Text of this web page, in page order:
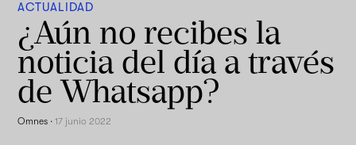
ACTUALIDAD
¿Aún no recibes la
noticia del día a través
de Whatsapp?
Omnes ·17 junio 2022